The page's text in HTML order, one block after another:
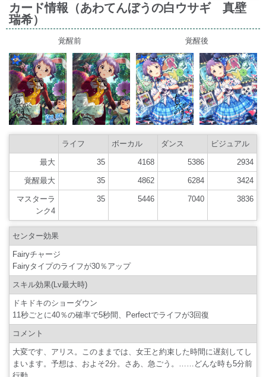
カード情報（あわてんぼうの白ウサギ 真壁
瑞希）
覚醒前 覚醒後
ライフ ボーカル ダンス ビジュアル
最大 35 4168 5386 2934
覚醒最大 35 4862 6284 3424
マスターラ
ンク4
35 5446 7040 3836
センター効果
Fairyチャージ
Fairyタイプのライフが30％アップ
スキル効果(Lv最大時)
ドキドキのショーダウン
11秒ごとに40％の確率で5秒間、Perfectでライフが3回復
コメント
大変です、アリス。このままでは、女王と約束した時間に遅刻してし
まいます。予想は、およそ2分。さあ、急ごう。……どんな時も5分前